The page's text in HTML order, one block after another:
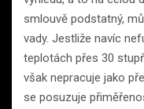
smlouvě podstatný,
vady. Jestliže navíc
teplotách přes 30
však nepracuje jako
se posuzuje